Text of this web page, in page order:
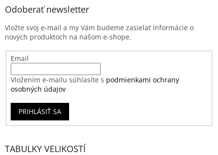
Odoberať newsletter
Vložte svoj e-mail a my Vám budeme zasielať informácie o
nových produktoch na našom e-shope.
Email
Vložením e-mailu súhlasíte s podmienkami ochrany
osobných údajov
PRIHLÁSIŤ SA
TABULKY VELIKOSTÍ